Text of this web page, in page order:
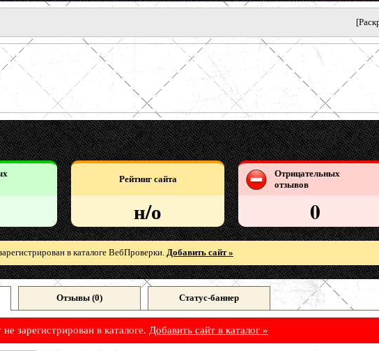
Рейтинг сайта
н/о
Отрицательных
отзывов
0
в каталоге ВебПроверки.Добавить сайт »
Отзывы (0) Статус-баннер
зарегистрирован в каталоге. Добавить сайт в каталог »